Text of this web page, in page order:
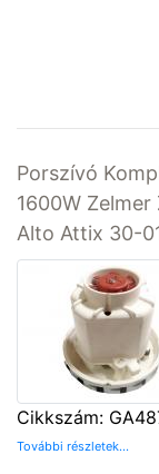
Porszívó
1600W Zelmer
Alto Attix 30-
Cikkszám:
További részletek...